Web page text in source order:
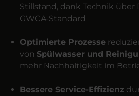
Stillstand, dank Technik über
GWCA-Standard
Optimierte Prozesse
von Spülwasser und
mehr Nachhaltigkeit im
Bessere Service-Effizienz